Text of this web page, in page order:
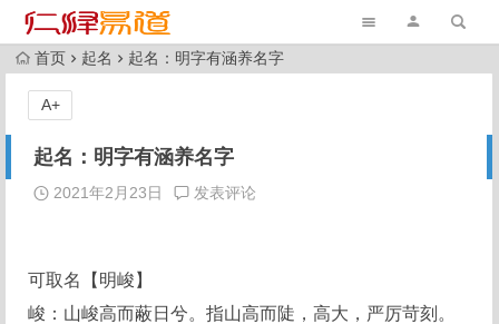
首页 起名 起名：明字有涵养名字
起名：明字有涵养名字
2021年2月23日 发表评论
可取名【明峻】
峻：山峻高而蔽日兮。指山高而陡，高大，严厉苛刻。
A+